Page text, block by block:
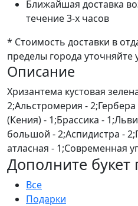
Ближайшая доставка
течение 3-х часов
* Стоимость доставки в
пределы города уточняйте
Описание
Хризантема кустовая
2;Альстромерия -
(Кения) - 1;Брассика -
большой - 2;Аспидистра -
атласная - 1;Современная
Дополните букет
Все
Подарки